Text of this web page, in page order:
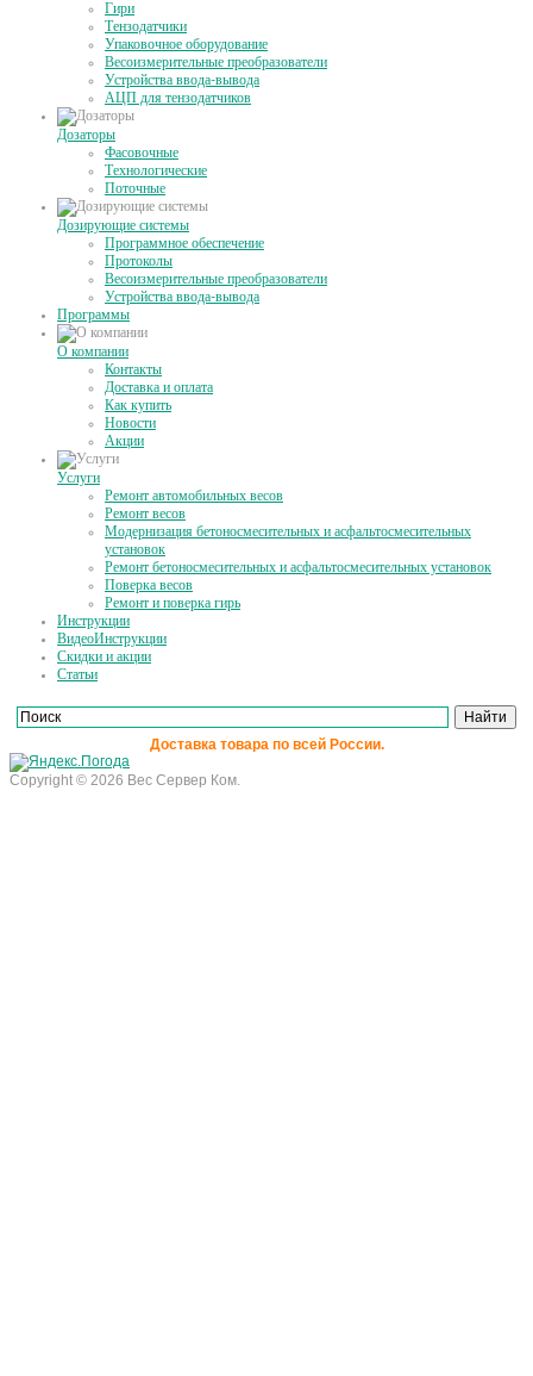
Гири
Тензодатчики
Упаковочное оборудование
Весоизмерительные преобразователи
Устройства ввода-вывода
АЦП для тензодатчиков
Дозаторы
Фасовочные
Технологические
Поточные
Дозирующие системы
Программное обеспечение
Протоколы
Весоизмерительные преобразователи
Устройства ввода-вывода
Программы
О компании
Контакты
Доставка и оплата
Как купить
Новости
Акции
Услуги
Ремонт автомобильных весов
Ремонт весов
Модернизация бетоносмесительных и асфальтосмесительных
установок
Ремонт бетоносмесительных и асфальтосмесительных установок
Поверка весов
Ремонт и поверка гирь
Инструкции
ВидеоИнструкции
Скидки и акции
Статьи
Доставка товара по всей России.
Copyright © 2026 Вес Сервер Ком.